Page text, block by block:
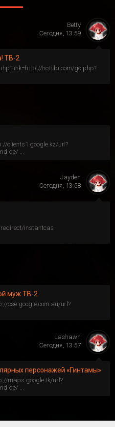
ТВ-2
hotubi.com/go.php?
Betty
Сегодня, 13:59
clients1.google.kz/url?
...
instantcas
Jayden
Сегодня, 13:58
муж ТВ-2
cse.google.com.au/url?
персонажей «Гинтамы»
maps.google.tk/url?
...
Lashawn
Сегодня, 13:57